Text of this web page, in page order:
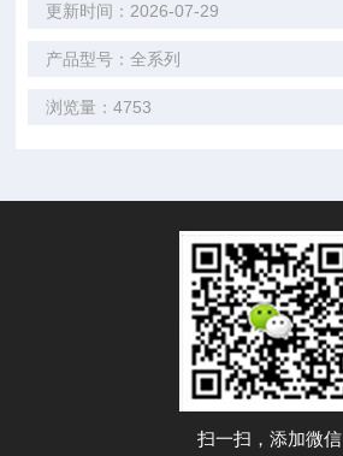
更新时间：2026-07-29
产品型号：全系列
浏览量：4753
扫一扫，添加微信